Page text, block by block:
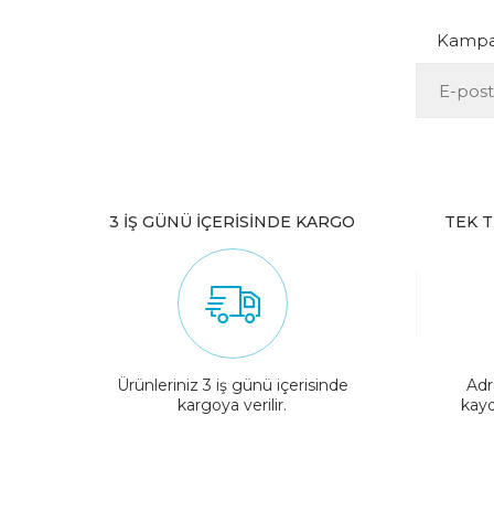
3 İŞ GÜNÜ İÇERİSİNDE KARGO
Ürünleriniz 3 iş günü içerisinde
kargoya verilir.
TEK